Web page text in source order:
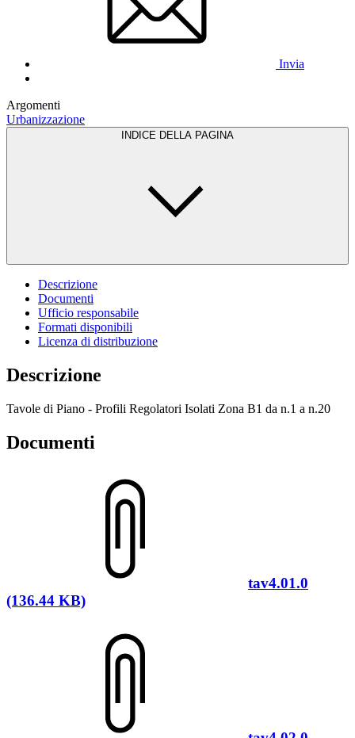
Invia
Argomenti
Urbanizzazione
INDICE DELLA PAGINA
Descrizione
Documenti
Ufficio responsabile
Formati disponibili
Licenza di distribuzione
Descrizione
Tavole di Piano - Profili Regolatori Isolati Zona B1 da n.1 a n.20
Documenti
tav4.01.0
(136.44 KB)